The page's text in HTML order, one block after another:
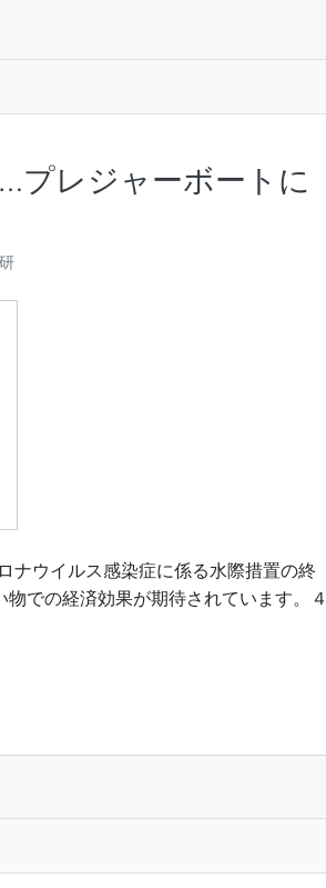
プレジャーボートに
ナウイルス感染症に係る水際措置の終
での経済効果が期待されています。４